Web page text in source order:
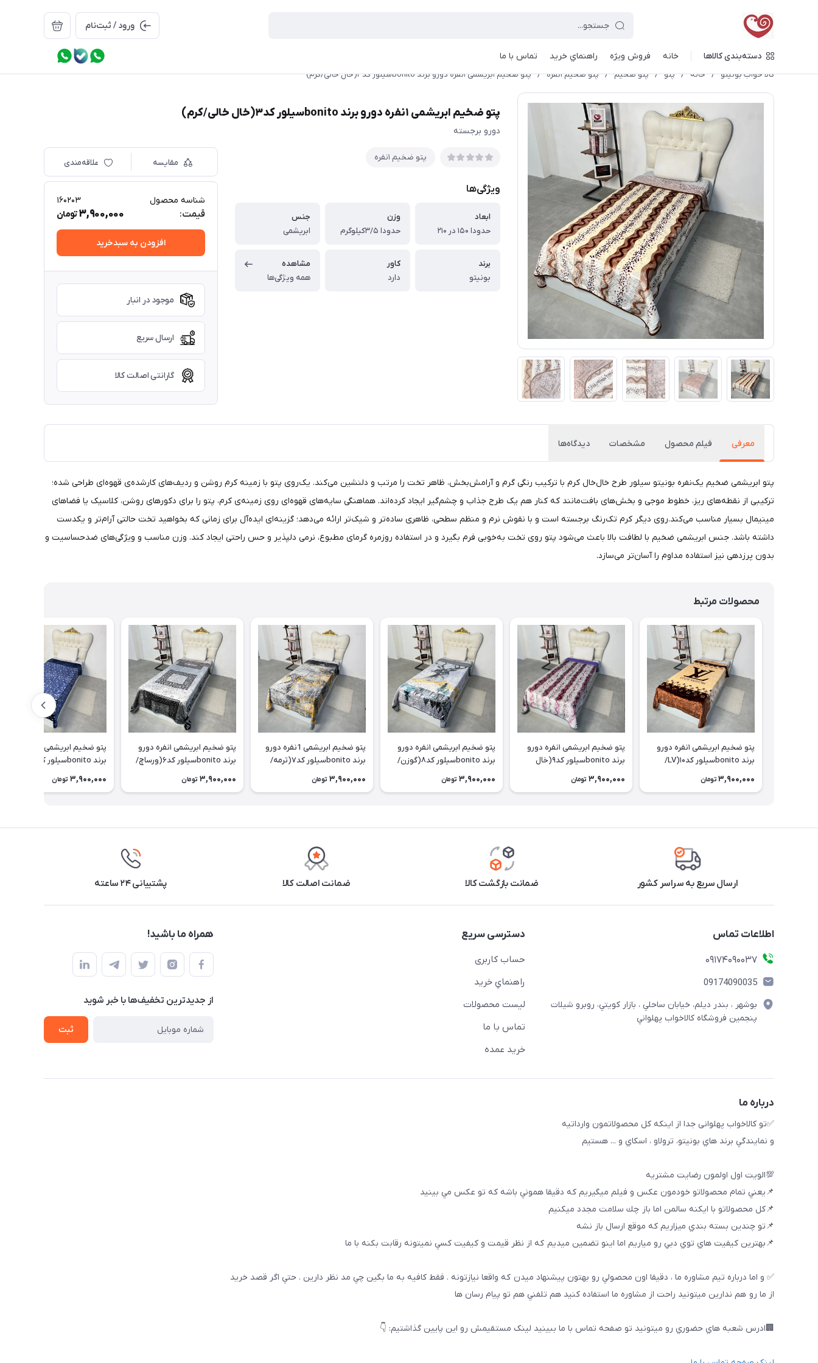
ورود / ثبت‌نام
دسته‌بندی کالاها خانه فروش ویژه راهنماي خريد تماس با ما
کالا خواب بونیتو / خانه / پتو / پتو ضخیم / پتو ضخیم ١نفره / پتو ضخیم ابریشمی ۱نفره دورو برند bonitoسیلور کد۳(خال خالی/کرم)
پتو ضخیم ابریشمی ۱نفره دورو برند bonitoسیلور کد۳(خال خالی/کرم)
دورو برجسته
پتو ضخیم ١نفره
ویژگی‌ها
ابعاد
حدودا ۱۵۰ در ۲۱۰
وزن
حدودا ۳/۵کیلوگرم
جنس
ابریشمی
برند
بونیتو
کاور
دارد
مشاهده
همه ویژگی‌ها
مقایسه علاقه‌مندی
شناسه محصول 160203
قیمت: 3,900,000تومان
افزودن به سبدخرید
موجود در انبار
ارسال سریع
گارانتی اصالت کالا
معرفی فیلم محصول مشخصات دیدگاه‌ها
پتو ابریشمی ضخیم یک‌نفره بونیتو سیلور طرح خال‌خال کرم با ترکیب رنگی گرم و آرامش‌بخش، ظاهر تخت را مرتب و دلنشین می‌کند. یک‌روی پتو با زمینه کرم روشن و ردیف‌های کارشده‌ی قهوه‌ای طراحی شده؛
ترکیبی از نقطه‌های ریز، خطوط موجی و بخش‌های بافت‌مانند که کنار هم یک طرح جذاب و چشم‌گیر ایجاد کرده‌اند. هماهنگی سایه‌های قهوه‌ای روی زمینه‌ی کرم، پتو را برای دکورهای روشن، کلاسیک یا فضاهای
مینیمال بسیار مناسب می‌کند.روی دیگر کرم تک‌رنگ برجسته است و با نقوش نرم و منظم سطحی، ظاهری ساده‌تر و شیک‌تر ارائه می‌دهد؛ گزینه‌ای ایده‌آل برای زمانی که بخواهید تخت حالتی آرام‌تر و یکدست
داشته باشد. جنس ابریشمی ضخیم با لطافت بالا باعث می‌شود پتو روی تخت به‌خوبی فرم بگیرد و در استفاده روزمره گرمای مطبوع، نرمی دلپذیر و حس راحتی ایجاد کند. وزن مناسب و ویژگی‌های ضدحساسیت و
بدون پرزدهی نیز استفاده مداوم را آسان‌تر می‌سازد.
محصولات مرتبط
پتو ضخیم ابریشمی ۱نفره دورو
برند bonitoسیلور کد۱۰(LV/
3,900,000 تومان
پتو ضخیم ابریشمی ۱نفره دورو
برند bonitoسیلور کد۹(خال
3,900,000 تومان
پتو ضخیم ابریشمی ۱نفره دورو
برند bonitoسیلور کد۸(گوزن/
3,900,000 تومان
پتو ضخیم ابریشمی 1نفره دورو
برند bonitoسیلور کد۷(ترمه/
3,900,000 تومان
پتو ضخیم ابریشمی ۱نفره دورو
برند bonitoسیلور کد۶(ورساچ/
3,900,000 تومان 3,900,000 تومان
ارسال سریع به سراسر کشور ضمانت بازگشت کالا ضمانت اصالت کالا پشتیبانی ۲۴ ساعته
اطلاعات تماس
09174090037
09174090035
بوشهر ، بندر ديلم، خيابان ساحلي ، بازار كويتي، روبرو شيلات
پنجمين فروشگاه كالاخواب پهلواني
دسترسی سریع
حساب کاربری
راهنماي خريد
لیست محصولات
تماس با ما
خريد عمده
همراه ما باشید!
از جدید‌ترین تخفیف‌ها با‌ خبر شوید
ثبت
درباره ما
✅تو كالاخواب پهلوانى جدا از اينكه كل محصولاتمون وارداتيه
و نمايندگي برند هاي بونيتو، ترولاو ، اسكاي و ... هستيم
💯الويت اول اولمون رضايت مشتريه
📌يعني تمام محصولاتو خودمون عكس و فيلم ميگيريم كه دقيقا هموني باشه كه تو عكس مي بينيد
📌كل محصولاتو با ايكنه سالمن اما باز چك سلامت مجدد ميكنيم
📌تو چندين بسته بندي ميزاريم كه موقع ارسال باز نشه
📌بهترين كيفيت هاي توي دبي رو مياريم اما اينو تضمين ميديم كه از نظر قيمت و كيفيت كسي نميتونه رقابت بكنه با ما
✅ و اما درباره تيم مشاوره ما ، دقيقا اون محصولي رو بهتون پيشنهاد ميدن كه واقعا نيازتونه . فقط كافيه به ما بگين چي مد نظر دارين . حتي اگر قصد خريد
از ما رو هم ندارين ميتونيد راحت از مشاوره ما استفاده كنيد هم تلفني هم تو پيام رسان ها
🏢ادرس شعبه هاي حضوري رو ميتونيد تو صفحه تماس با ما ببینيد لینک مستقیمش رو این پایین گذاشتیم: 👇